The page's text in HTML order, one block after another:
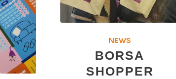
NEWS
BORSA
SHOPPER